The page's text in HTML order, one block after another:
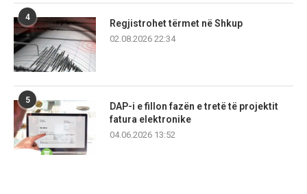
4
Regjistrohet tërmet në Shkup
02.08.2026 22:34
5
DAP-i e fillon fazën e tretë të projektit
fatura elektronike
04.06.2026 13:52